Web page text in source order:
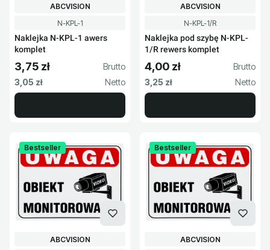
Kod produktu
N-KPL-1
Naklejka N-KPL-1 awers
komplet
PRODUCENT
ABCVISION
Cena brutto
3,75 zł
Cena netto
3,05 zł
Kod produktu
N-KPL-1/R
Naklejka pod szybę N-KPL-
1/R rewers komplet
PRODUCENT
ABCVISION
Cena brutto
4,00 zł
Cena netto
3,25 zł
Bestseller
PRODUCENT
ABCVISION
Bestseller
PRODUCENT
ABCVISION